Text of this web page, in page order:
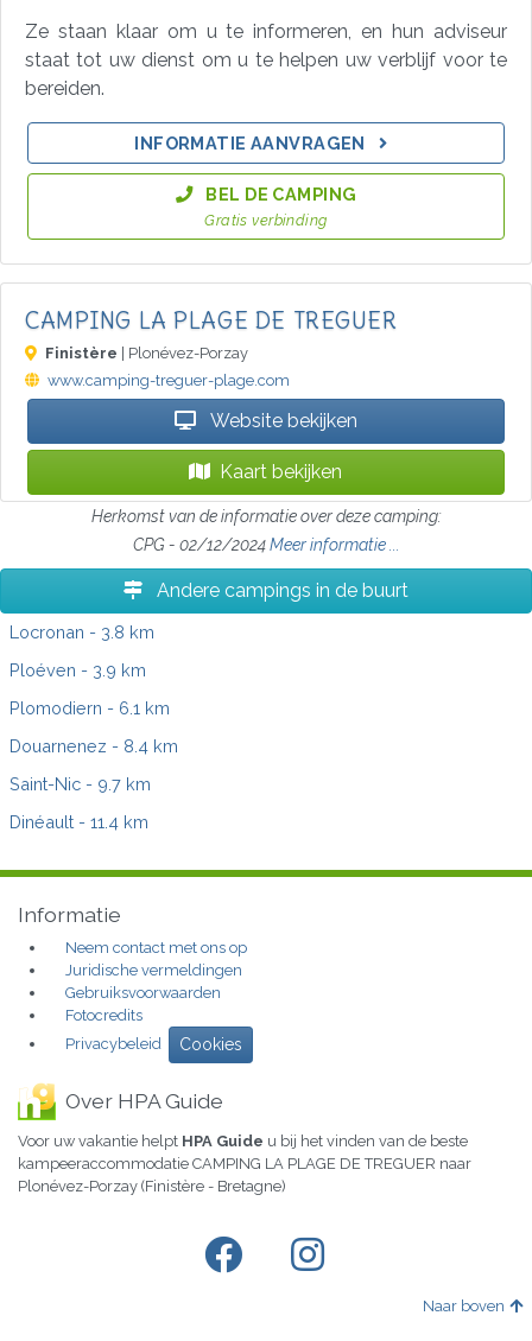
Ze staan klaar om u te informeren, en hun adviseur
staat tot uw dienst om u te helpen uw verblijf voor te
bereiden.
INFORMATIE AANVRAGEN
BEL DE CAMPING
Gratis verbinding
CAMPING LA PLAGE DE TREGUER
Finistère | Plonévez-Porzay
www.camping-treguer-plage.com
Website bekijken
Kaart bekijken
Herkomst van de informatie over deze camping:
CPG - 02/12/2024Meer informatie ...
Andere campings in de buurt
Locronan - 3.8 km
Ploéven - 3.9 km
Plomodiern - 6.1 km
Douarnenez - 8.4 km
Saint-Nic - 9.7 km
Dinéault - 11.4 km
Informatie
Neem contact met ons op
Juridische vermeldingen
Gebruiksvoorwaarden
Fotocredits
Privacybeleid
Cookies
Over HPA Guide
Voor uw vakantie helpt HPA Guide u bij het vinden van de beste
kampeeraccommodatie CAMPING LA PLAGE DE TREGUER naar
Plonévez-Porzay (Finistère - Bretagne)
Naar boven